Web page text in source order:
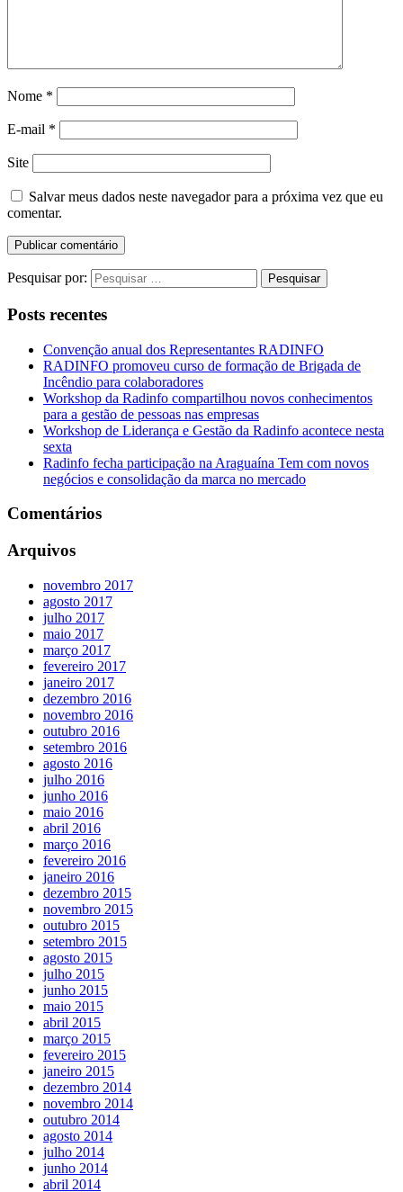
Nome *
E-mail *
Site
Salvar meus dados neste navegador para a próxima vez que eu
comentar.
Pesquisar por:
Posts recentes
Convenção anual dos Representantes RADINFO
RADINFO promoveu curso de formação de Brigada de
Incêndio para colaboradores
Workshop da Radinfo compartilhou novos conhecimentos
para a gestão de pessoas nas empresas
Workshop de Liderança e Gestão da Radinfo acontece nesta
sexta
Radinfo fecha participação na Araguaína Tem com novos
negócios e consolidação da marca no mercado
Comentários
Arquivos
novembro 2017
agosto 2017
julho 2017
maio 2017
março 2017
fevereiro 2017
janeiro 2017
dezembro 2016
novembro 2016
outubro 2016
setembro 2016
agosto 2016
julho 2016
junho 2016
maio 2016
abril 2016
março 2016
fevereiro 2016
janeiro 2016
dezembro 2015
novembro 2015
outubro 2015
setembro 2015
agosto 2015
julho 2015
junho 2015
maio 2015
abril 2015
março 2015
fevereiro 2015
janeiro 2015
dezembro 2014
novembro 2014
outubro 2014
agosto 2014
julho 2014
junho 2014
abril 2014